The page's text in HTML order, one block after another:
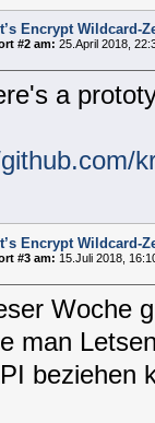
Encrypt Wildcard-
#2 am: 25.April 2018,
a
Encrypt Wildcard-
#3 am: 15.Juli 2018,
Woche
man
beziehen